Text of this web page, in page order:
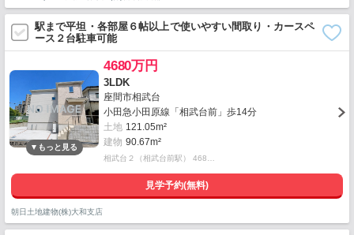
駅まで平坦・各部屋６帖以上で使いやすい間取り・カースペ
ース２台駐車可能
4680万円
3LDK
座間市相武台
小田急小田原線「相武台前」歩14分
土地 121.05m²
建物 90.67m²
相武台２（相武台前駅） 468…
見学予約(無料)
朝日土地建物(株)大和支店